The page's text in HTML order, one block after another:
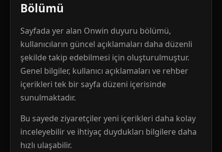
Bölümü
Sayfada yer alan Onwin duyuru bölümü,
kullanıcıların güncel açıklamaları daha düzenli
şekilde takip edebilmesi için oluşturulmuştur.
Genel bilgiler, kullanıcı açıklamaları ve rehber
içerikleri tek bir sayfa düzeni içerisinde
sunulmaktadır.
Bu sayede ziyaretçiler yeni içerikleri daha kolay
inceleyebilir ve ihtiyaç duydukları bilgilere daha
hızlı ulaşabilir.